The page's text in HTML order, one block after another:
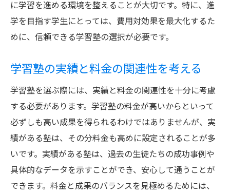
に学習を進める環境を整えることが大切です。特に、進
学を目指す学生にとっては、費用対効果を最大化するた
めに、信頼できる学習塾の選択が必要です。
学習塾の実績と料金の関連性を考える
学習塾を選ぶ際には、実績と料金の関連性を十分に考慮
する必要があります。学習塾の料金が高いからといって
必ずしも高い成果を得られるわけではありませんが、実
績がある塾は、その分料金も高めに設定されることが多
いです。実績がある塾は、過去の生徒たちの成功事例や
具体的なデータを示すことができ、安心して通うことが
できます。料金と成果のバランスを見極めるためには、